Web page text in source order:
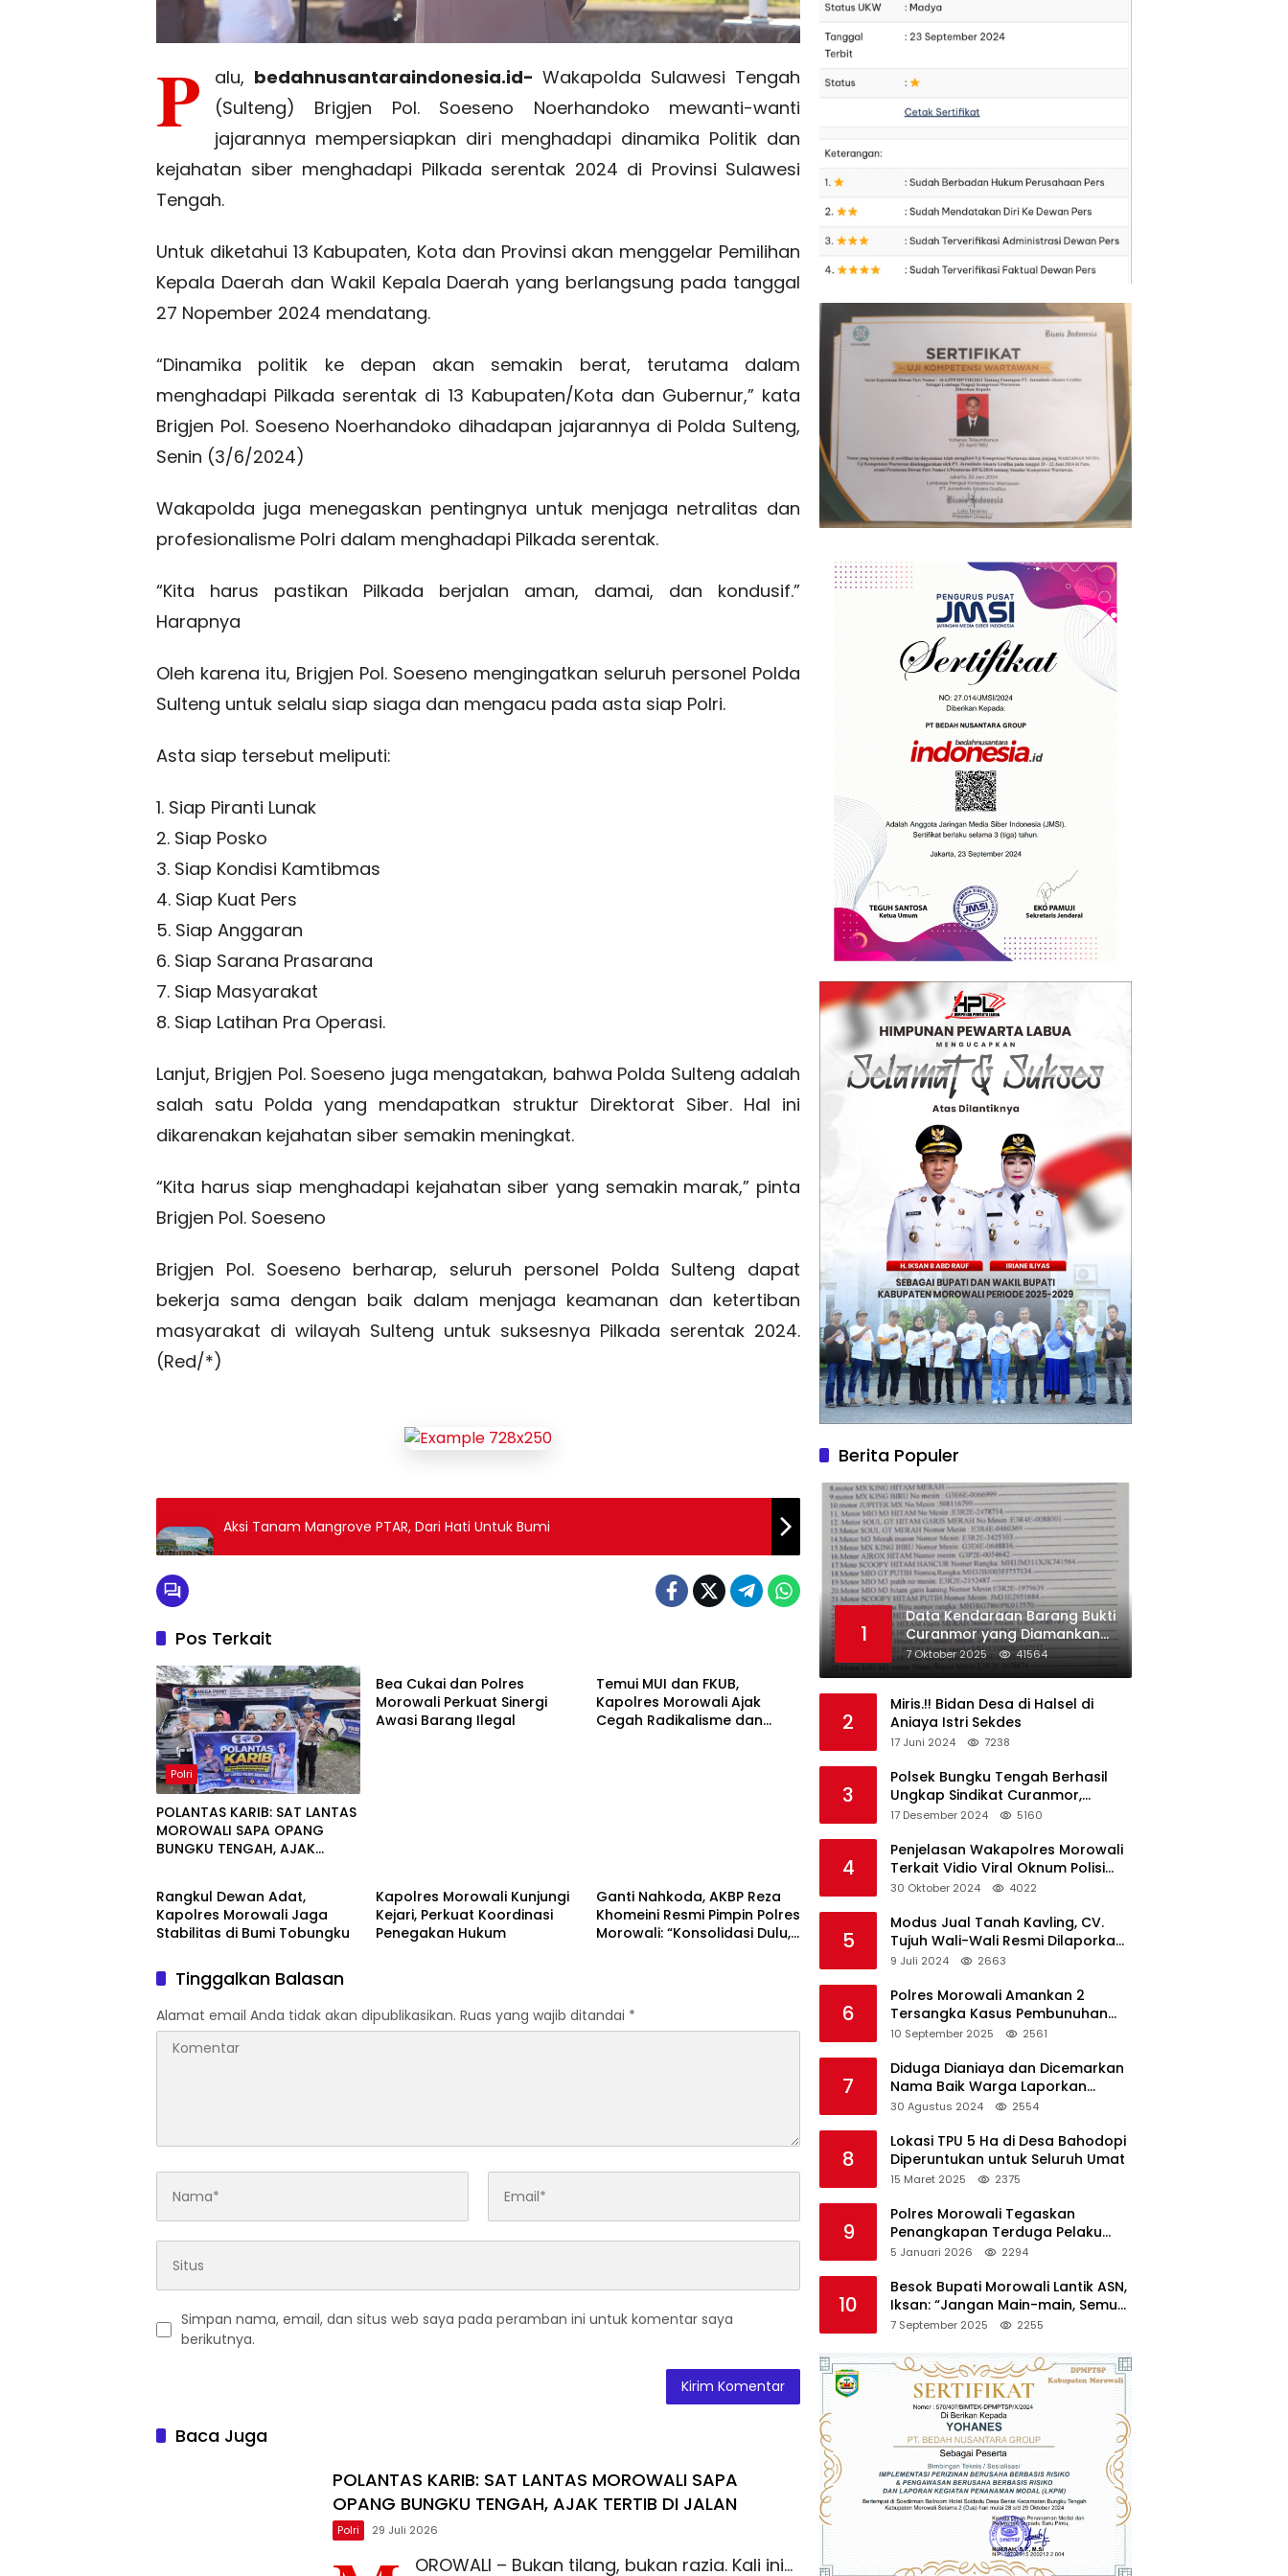
P alu, bedahnusantaraindonesia.id- Wakapolda Sulawesi Tengah
(Sulteng) Brigjen Pol. Soeseno Noerhandoko mewanti-wanti
jajarannya mempersiapkan diri menghadapi dinamika Politik dan
kejahatan siber menghadapi Pilkada serentak 2024 di Provinsi Sulawesi
Tengah.
Untuk diketahui 13 Kabupaten, Kota dan Provinsi akan menggelar Pemilihan
Kepala Daerah dan Wakil Kepala Daerah yang berlangsung pada tanggal
27 Nopember 2024 mendatang.
“Dinamika politik ke depan akan semakin berat, terutama dalam
menghadapi Pilkada serentak di 13 Kabupaten/Kota dan Gubernur,” kata
Brigjen Pol. Soeseno Noerhandoko dihadapan jajarannya di Polda Sulteng,
Senin (3/6/2024)
Wakapolda juga menegaskan pentingnya untuk menjaga netralitas dan
profesionalisme Polri dalam menghadapi Pilkada serentak.
“Kita harus pastikan Pilkada berjalan aman, damai, dan kondusif.”
Harapnya
Oleh karena itu, Brigjen Pol. Soeseno mengingatkan seluruh personel Polda
Sulteng untuk selalu siap siaga dan mengacu pada asta siap Polri.
Asta siap tersebut meliputi:
1. Siap Piranti Lunak
2. Siap Posko
3. Siap Kondisi Kamtibmas
4. Siap Kuat Pers
5. Siap Anggaran
6. Siap Sarana Prasarana
7. Siap Masyarakat
8. Siap Latihan Pra Operasi.
Lanjut, Brigjen Pol. Soeseno juga mengatakan, bahwa Polda Sulteng adalah
salah satu Polda yang mendapatkan struktur Direktorat Siber. Hal ini
dikarenakan kejahatan siber semakin meningkat.
“Kita harus siap menghadapi kejahatan siber yang semakin marak,” pinta
Brigjen Pol. Soeseno
Brigjen Pol. Soeseno berharap, seluruh personel Polda Sulteng dapat
bekerja sama dengan baik dalam menjaga keamanan dan ketertiban
masyarakat di wilayah Sulteng untuk suksesnya Pilkada serentak 2024.
(Red/*)
Aksi Tanam Mangrove PTAR, Dari Hati Untuk Bumi
Pos Terkait
Polri
POLANTAS KARIB: SAT LANTAS
MOROWALI SAPA OPANG
BUNGKU TENGAH, AJAK
Bea Cukai dan Polres
Morowali Perkuat Sinergi
Awasi Barang Ilegal
Temui MUI dan FKUB,
Kapolres Morowali Ajak
Cegah Radikalisme dan
Polri
Rangkul Dewan Adat,
Kapolres Morowali Jaga
Stabilitas di Bumi Tobungku
Kapolres Morowali Kunjungi
Kejari, Perkuat Koordinasi
Penegakan Hukum
Ganti Nahkoda, AKBP Reza
Khomeini Resmi Pimpin Polres
Morowali: “Konsolidasi Dulu,
Tinggalkan Balasan
Alamat email Anda tidak akan dipublikasikan. Ruas yang wajib ditandai *
Simpan nama, email, dan situs web saya pada peramban ini untuk komentar saya
berikutnya.
Baca Juga
POLANTAS KARIB: SAT LANTAS MOROWALI SAPA
OPANG BUNGKU TENGAH, AJAK TERTIB DI JALAN
Polri 29 Juli 2026
OROWALI – Bukan tilang, bukan razia. Kali ini…
Berita Populer
1
Data Kendaraan Barang Bukti
Curanmor yang Diamankan
oleh Polres Morowali
7 Oktober 2025 41564
2
Miris.!! Bidan Desa di Halsel di
Aniaya Istri Sekdes
17 Juni 2024 7238
3
Polsek Bungku Tengah Berhasil
Ungkap Sindikat Curanmor,
Terduga Pelaku Akui Beraksi di 7
17 Desember 2024 5160
4
Penjelasan Wakapolres Morowali
Terkait Vidio Viral Oknum Polisi
Dikerumuni Warga Bahodopi
30 Oktober 2024 4022
5
Modus Jual Tanah Kavling, CV.
Tujuh Wali-Wali Resmi Dilaporkan
di Polres Kendari
9 Juli 2024 2663
6
Polres Morowali Amankan 2
Tersangka Kasus Pembunuhan
WNA di Desa Topogaro
10 September 2025 2561
7
Diduga Dianiaya dan Dicemarkan
Nama Baik Warga Laporkan
Oknum Kades dan Oknum Polisi
30 Agustus 2024 2554
8
Lokasi TPU 5 Ha di Desa Bahodopi
Diperuntukan untuk Seluruh Umat
15 Maret 2025 2375
9
Polres Morowali Tegaskan
Penangkapan Terduga Pelaku
Pembakaran Kantor PT RCP Sesuai
5 Januari 2026 2294
10
Besok Bupati Morowali Lantik ASN,
Iksan: “Jangan Main-main, Semua
Saya Pantau”
7 September 2025 2255